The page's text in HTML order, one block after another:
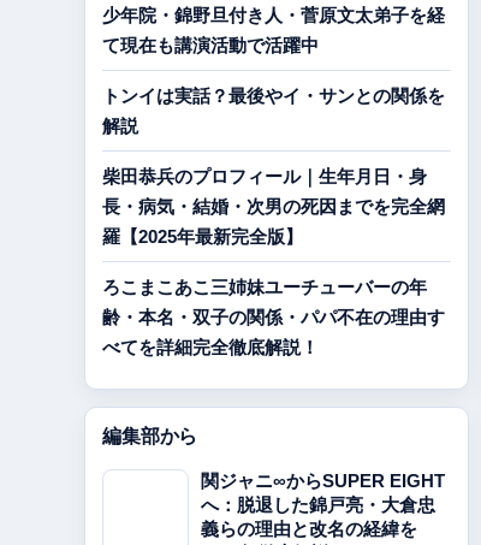
少年院・錦野旦付き人・菅原文太弟子を経
て現在も講演活動で活躍中
トンイは実話？最後やイ・サンとの関係を
解説
柴田恭兵のプロフィール｜生年月日・身
長・病気・結婚・次男の死因までを完全網
羅【2025年最新完全版】
ろこまこあこ三姉妹ユーチューバーの年
齢・本名・双子の関係・パパ不在の理由す
べてを詳細完全徹底解説！
編集部から
関ジャニ∞からSUPER EIGHT
へ：脱退した錦戸亮・大倉忠
義らの理由と改名の経緯を